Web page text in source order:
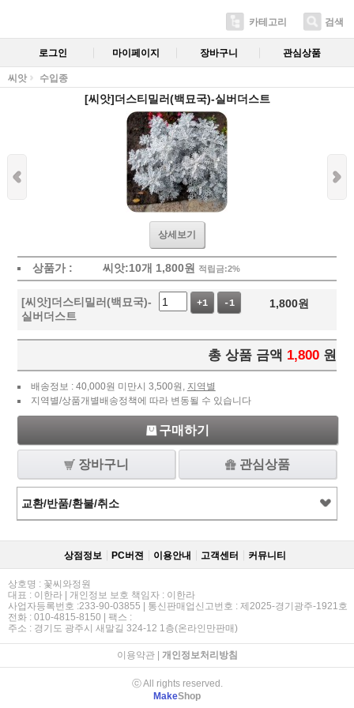
카테고리 검색
로그인 마이페이지 장바구니 관심상품
씨앗 수입종
[씨앗]더스티밀러(백묘국)-실버더스트
상세보기
상품가 : 씨앗:10개 1,800원 적립금:2%
[씨앗]더스티밀러(백묘국)-
실버더스트
+1 -1 1,800원
총 상품 금액 1,800 원
배송정보 : 40,000원 미만시 3,500원, 지역별
지역별/상품개별배송정책에 따라 변동될 수 있습니다
구매하기
장바구니 관심상품
교환/반품/환불/취소
상점정보 PC버젼 이용안내 고객센터 커뮤니티
상호명 : 꽃씨와정원
대표 : 이한라 | 개인정보 보호 책임자 : 이한라
사업자등록번호 :233-90-03855 | 통신판매업신고번호 : 제2025-경기광주-1921호
전화 : 010-4815-8150 | 팩스 :
주소 : 경기도 광주시 새말길 324-12 1층(온라인만판매)
이용약관| 개인정보처리방침
ⓒ All rights reserved.
MakeShop